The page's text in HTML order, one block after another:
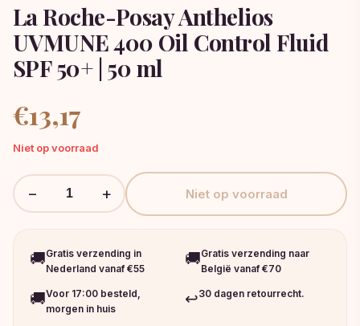
La Roche-Posay Anthelios
UVMUNE 400 Oil Control Fluid
SPF 50+ | 50 ml
€13,17
Niet op voorraad
− + Niet op voorraad
🚚Gratis verzending in
Nederland vanaf €55
🚚Gratis verzending naar
België vanaf €70
🚚Voor 17:00 besteld,
morgen in huis
↩️30 dagen retourrecht.